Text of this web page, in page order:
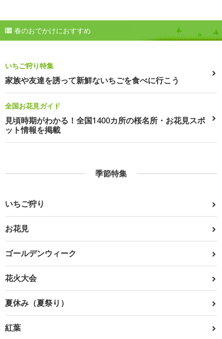
春のおでかけにおすすめ
いちご狩り特集
家族や友達を誘って新鮮ないちごを食べに行こう
全国お花見ガイド
見頃時期がわかる！全国1400カ所の桜名所・お花見スポ
ット情報を掲載
季節特集
いちご狩り
お花見
ゴールデンウィーク
花火大会
夏休み（夏祭り）
紅葉